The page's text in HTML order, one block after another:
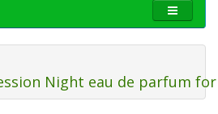
Night eau de parfum